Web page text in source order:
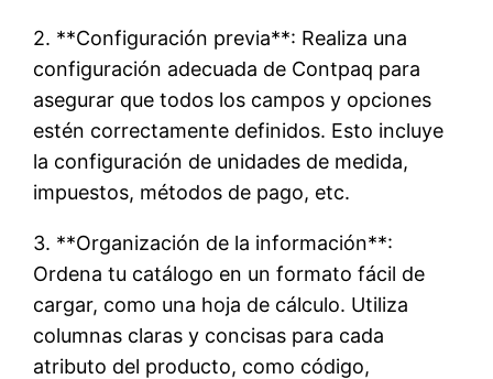
2. **Configuración previa**: Realiza una
configuración adecuada de Contpaq para
asegurar que todos los campos y opciones
estén correctamente definidos. Esto incluye
la configuración de unidades de medida,
impuestos, métodos de pago, etc.
3. **Organización de la información**:
Ordena tu catálogo en un formato fácil de
cargar, como una hoja de cálculo. Utiliza
columnas claras y concisas para cada
atributo del producto, como código,